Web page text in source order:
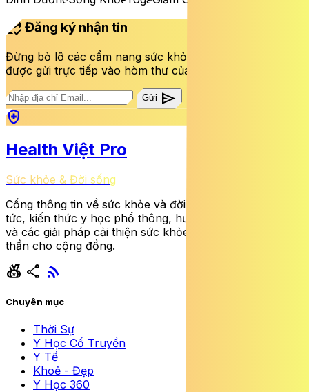
mark_email_read Đăng ký nhận tin
Đừng bỏ lỡ các cẩm nang sức khỏe và bài viết mới nhất
được gửi trực tiếp vào hòm thư của bạn mỗi tuần.
Gửi send
health_and_safety
Health Việt Pro
Sức khỏe & Đời sống
Cổng thông tin về sức khỏe và đời sống cung cấp tin
tức, kiến thức y học phổ thông, hướng dẫn dinh dưỡng
và các giải pháp cải thiện sức khỏe thể chất lẫn tinh
thần cho cộng đồng.
social_leaderboard share rss_feed
Chuyên mục
Thời Sự
Y Học Cổ Truyền
Y Tế
Khoẻ - Đẹp
Y Học 360